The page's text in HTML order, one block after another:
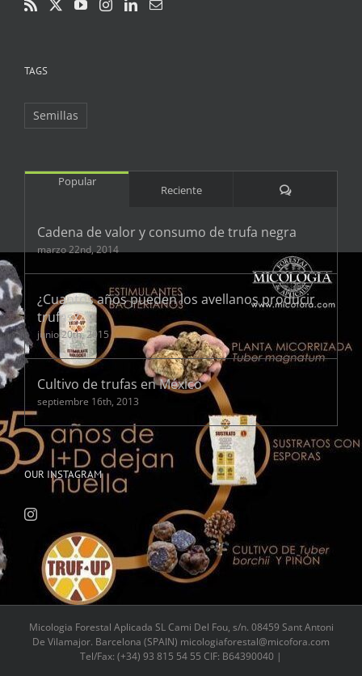
TAGS
Semillas
Popular
Reciente Comentarios
Cadena de valor y consumo de trufa negra
marzo 22nd, 2014
¿Cuantos años pueden los avellanos producir
trufas?
junio 20th, 2015
Cultivo de trufas en México
septiembre 16th, 2013
OUR INSTAGRAM
Micologia Forestal Aplicada SL Cami Del Fou, s/n. 08459 Sant Antoni
De Vilamajor. Barcelona (SPAIN) micologiaforestal@micofora.com
Tel/Fax: (+34) 93 815 54 55 CIF: B64390040 |